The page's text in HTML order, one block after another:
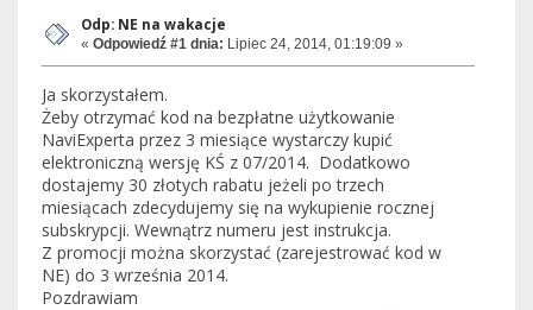
Odp: NE na wakacje
« Odpowiedź #1 dnia: Lipiec 24, 2014, 01:19:09 »
Ja skorzystałem.
Żeby otrzymać kod na bezpłatne użytkowanie
NaviExperta przez 3 miesiące wystarczy kupić
elektroniczną wersję KŚ z 07/2014. Dodatkowo
dostajemy 30 złotych rabatu jeżeli po trzech
miesiącach zdecydujemy się na wykupienie rocznej
subskrypcji. Wewnątrz numeru jest instrukcja.
Z promocji można skorzystać (zarejestrować kod w
NE) do 3 września 2014.
Pozdrawiam